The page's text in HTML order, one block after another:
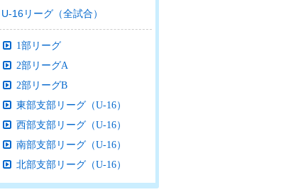
U-16リーグ（全試合）
1部リーグ
2部リーグA
2部リーグB
東部支部リーグ（U-16）
西部支部リーグ（U-16）
南部支部リーグ（U-16）
北部支部リーグ（U-16）